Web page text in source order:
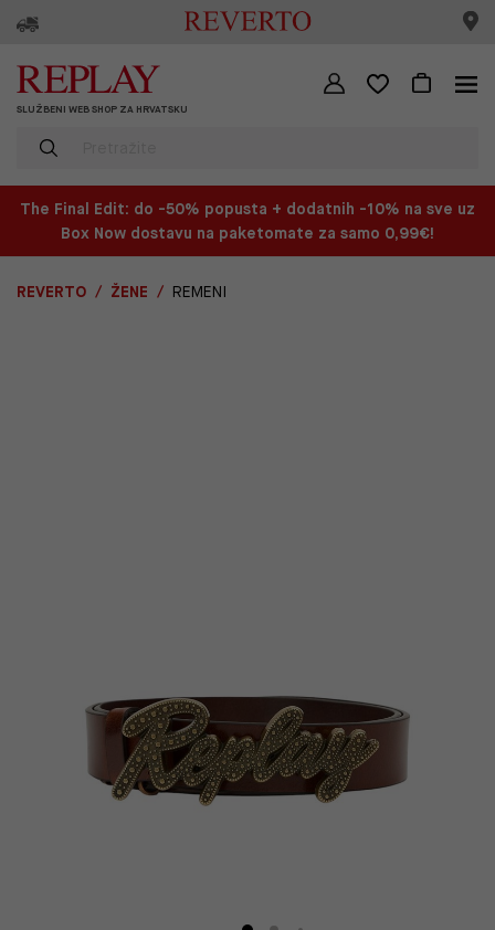
SLUŽBENI WEB SHOP ZA HRVATSKU
The Final Edit: do -50% popusta + dodatnih -10% na sve uz
Box Now dostavu na paketomate za samo 0,99€!
REVERTO ŽENE REMENI